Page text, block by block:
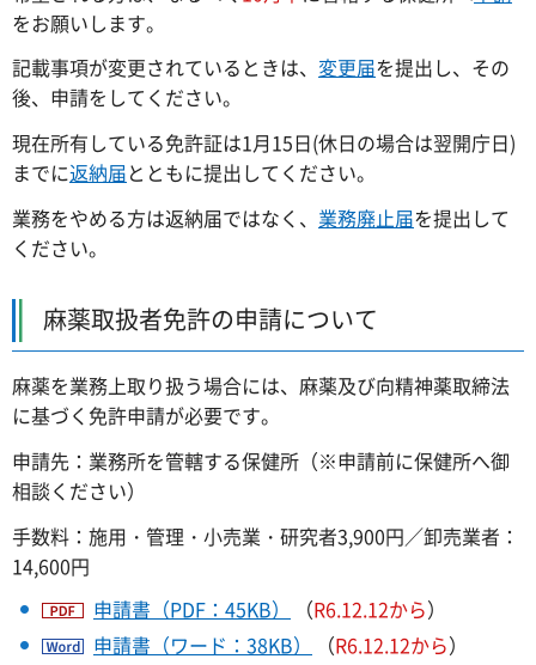
をお願いします。
記載事項が変更されているときは、 変更届を提出し、その
後、申請をしてください。
現在所有している免許証は1月15日(休日の場合は翌開庁日)
までに返納届とともに提出してください。
業務をやめる方は返納届ではなく、 業務廃止届を提出して
ください。
麻薬取扱者免許の申請について
麻薬を業務上取り扱う場合には、麻薬及び向精神薬取締法
に基づく免許申請が必要です。
申請先：業務所を管轄する保健所（※申請前に保健所へ御
相談ください）
手数料：施用・管理・小売業・研究者3,900円／卸売業者：
14,600円
申請書（PDF：45KB）
（R6.12.12から）
申請書（ワード：38KB）
（R6.12.12から）